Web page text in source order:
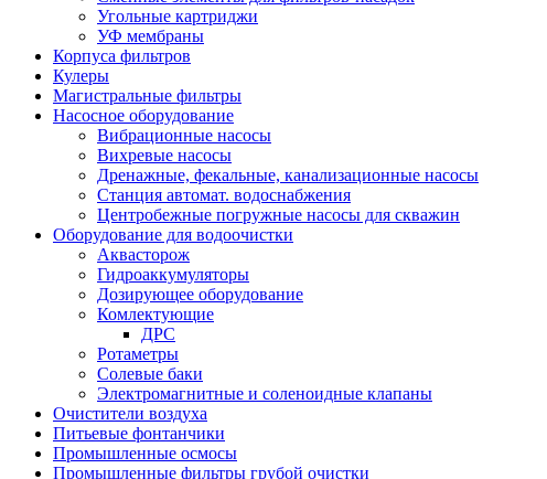
Угольные картриджи
УФ мембраны
Корпуса фильтров
Кулеры
Магистральные фильтры
Насосное оборудование
Вибрационные насосы
Вихревые насосы
Дренажные, фекальные, канализационные насосы
Станция автомат. водоснабжения
Центробежные погружные насосы для скважин
Оборудование для водоочистки
Аквасторож
Гидроаккумуляторы
Дозирующее оборудование
Комлектующие
ДРС
Ротаметры
Солевые баки
Электромагнитные и соленоидные клапаны
Очистители воздуха
Питьевые фонтанчики
Промышленные осмосы
Промышленные фильтры грубой очистки